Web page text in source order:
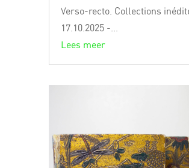
Verso-recto. Collections
17.10.2025 -...
Lees meer